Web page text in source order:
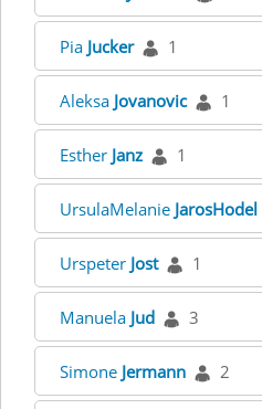
Pia Jucker 1
Aleksa Jovanovic 1
Esther Janz 1
UrsulaMelanie JarosHodel
Urspeter Jost 1
Manuela Jud 3
Simone Jermann 2